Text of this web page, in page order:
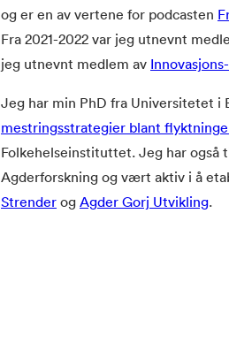
og er en av vertene for podcasten
Fra 2021-2022 var jeg utnevnt
jeg utnevnt medlem av
Jeg har min PhD fra Universitetet i
mestringsstrategier blant
Folkehelseinstituttet. Jeg har
Agderforskning og vært aktiv i å
Strender og Agder Gorj Utvikling.